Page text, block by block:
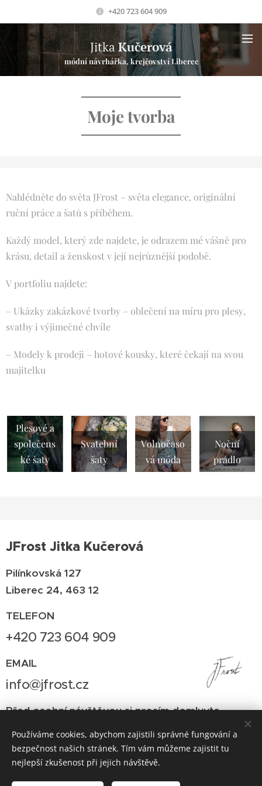
+420 723 604 909
JitkaKučerová
módní návrhářka, krejčovství Liberec
Moje tvorba
Nahlédněte do světa JFrost – světa elegance, originální
ruční práce a šatů s příběhem.
Každý model, který zde najdete, je odrazem mé vášně pro
krásu, detail a ženskost v její nejrůznější podobě.
V portfoliu najdete:
– Ukázky zakázkové tvorby – oblečení na míru pro plesy,
svatby i výjimečné chvíle
– Modely k prodeji – hotové kousky, které čekají na svou
majitelku
Plesové a
společens
ké šaty
Svatební
šaty
Volnočaso
vá móda
Noční
prádlo
JFrost Jitka Kučerová
Pilínkovská 127
Liberec 24, 463 12
TELEFON
+420 723 604 909
EMAIL
info@jfrost.cz
Před osobní návštěvou si prosím domluvte
Používáme cookies, abychom zajistili správné fungování a
bezpečnost našich stránek. Tím vám můžeme zajistit tu
nejlepší zkušenost při jejich návštěvě.